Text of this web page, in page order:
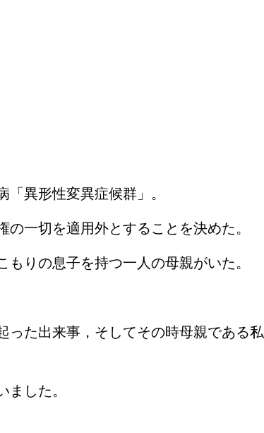
異形性変異症候群」。
一切を適用外とすることを決めた。
りの息子を持つ一人の母親がいた。
った出来事，そしてその時母親である私
した。